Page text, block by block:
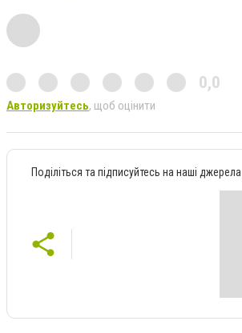
0,0
Авторизуйтесь, щоб оцінити
Поділіться та підписуйтесь на наші джерела